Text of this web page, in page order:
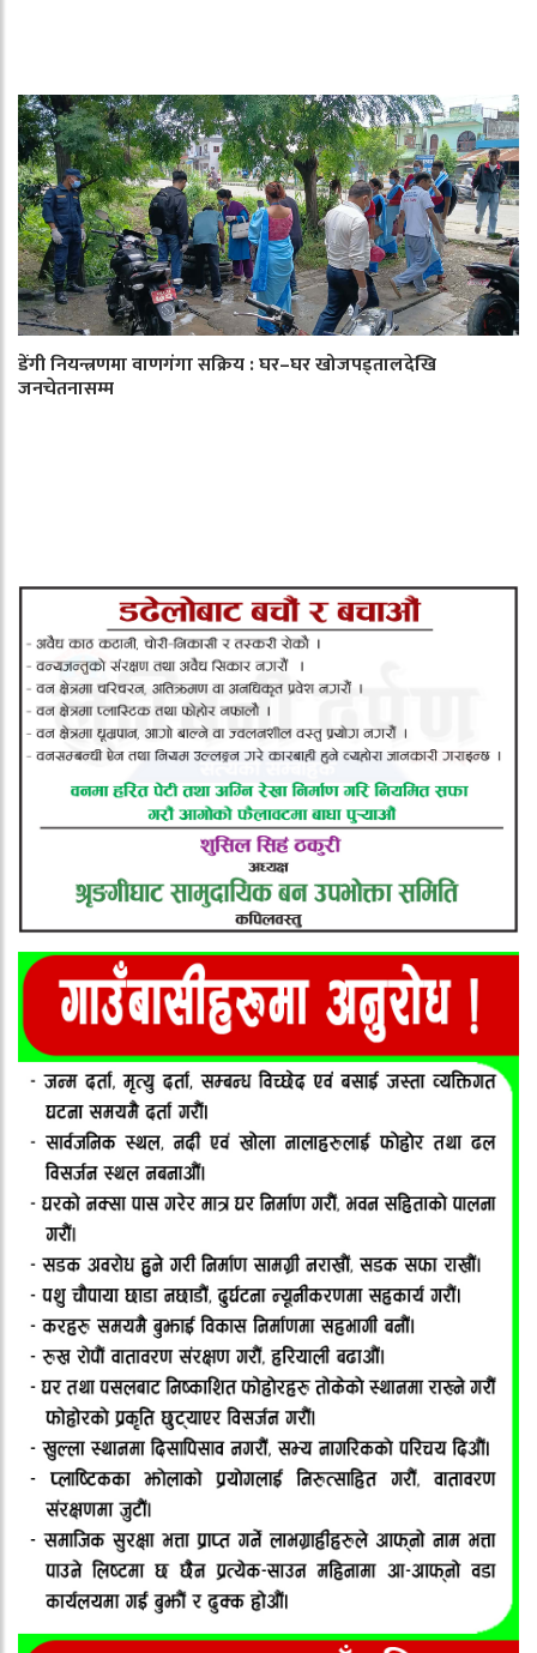
डेंगी नियन्त्रणमा वाणगंगा सक्रिय : घर–घर खोजपड्तालदेखि
जनचेतनासम्म